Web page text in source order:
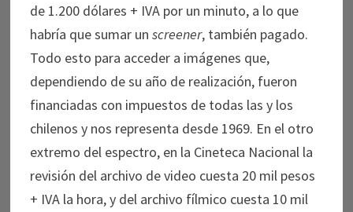
de 1.200 dólares + IVA por un minuto, a lo que
habría que sumar un screener, también pagado.
Todo esto para acceder a imágenes que,
dependiendo de su año de realización, fueron
financiadas con impuestos de todas las y los
chilenos y nos representa desde 1969. En el otro
extremo del espectro, en la Cineteca Nacional la
revisión del archivo de video cuesta 20 mil pesos
+ IVA la hora, y del archivo fílmico cuesta 10 mil